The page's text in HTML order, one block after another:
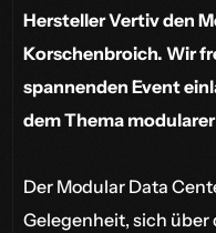
Hersteller Vertiv den
Korschenbroich. Wir
spannenden Event
dem Thema
Der Modular Data
Gelegenheit, sich